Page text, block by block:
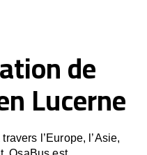
de
Lucerne
l’Europe, l’Asie,